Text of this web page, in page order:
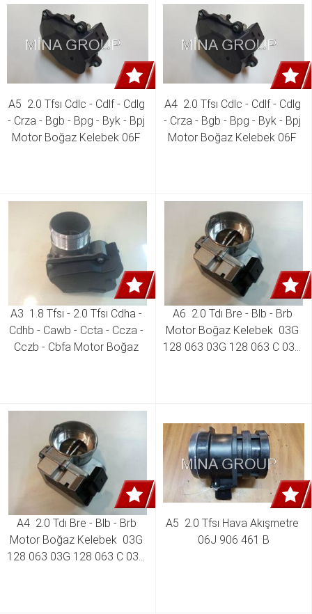
A5  2.0 Tfsı Cdlc - Cdlf - Cdlg
- Crza - Bgb - Bpg - Byk - Bpj
Motor Boğaz Kelebek 06F
A4  2.0 Tfsı Cdlc - Cdlf - Cdlg
- Crza - Bgb - Bpg - Byk - Bpj
Motor Boğaz Kelebek 06F
A3  1.8 Tfsı - 2.0 Tfsı Cdha -
Cdhb - Cawb - Ccta - Ccza -
Cczb - Cbfa Motor Boğaz
A6  2.0 Tdı Bre - Blb - Brb
Motor Boğaz Kelebek  03G
128 063 03G 128 063 C 03G
A4  2.0 Tdı Bre - Blb - Brb
Motor Boğaz Kelebek  03G
128 063 03G 128 063 C 03G
A5  2.0 Tfsı Hava Akışmetre
06J 906 461 B